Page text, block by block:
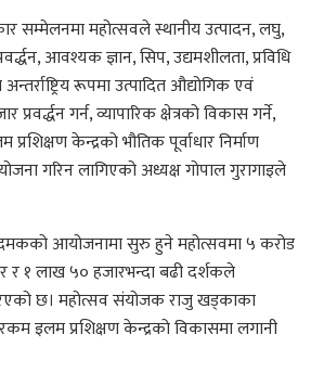
सम्मेलनमा महोत्सवले स्थानीय उत्पादन, लघु,
आवश्यक ज्ञान, सिप, उद्यमशीलता, प्रविधि
अन्तर्राष्ट्रिय रूपमा उत्पादित औद्योगिक एवं
गर्न, व्यापारिक क्षेत्रको विकास गर्ने,
केन्द्रको भौतिक पूर्वाधार निर्माण
गरिन लागिएको अध्यक्ष गोपाल गुरागाइले
आयोजनामा सुरु हुने महोत्सवमा ५ करोड
र १ लाख ५० हजारभन्दा बढी दर्शकले
छ। महोत्सव संयोजक राजु खड्काका
इलम प्रशिक्षण केन्द्रको विकासमा लगानी